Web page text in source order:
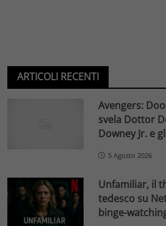
ARTICOLI RECENTI
Avengers:
svela Dottor
Downey Jr. e
5 Agosto 2026
Unfamiliar, il
tedesco su
binge-